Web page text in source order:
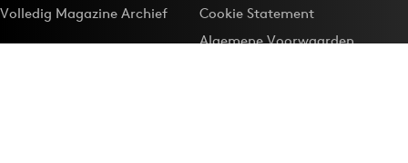
Volledig Magazine Archief
Cookie Statement
Algemene Voorwaarden